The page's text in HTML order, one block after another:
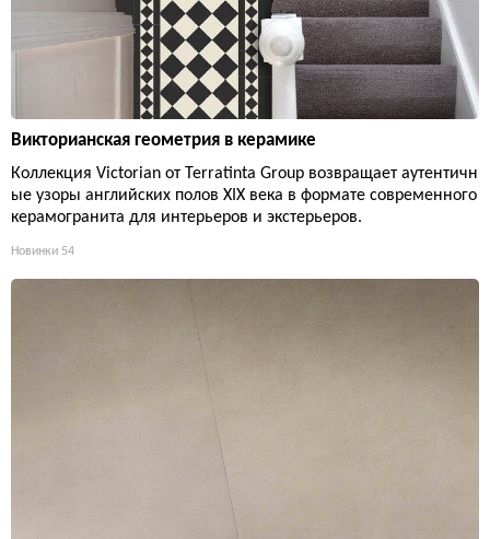
Викторианская геометрия в керамике
Коллекция Victorian от Terratinta Group возвращает аутентичн
ые узоры английских полов XIX века в формате современного
керамогранита для интерьеров и экстерьеров.
Новинки 54